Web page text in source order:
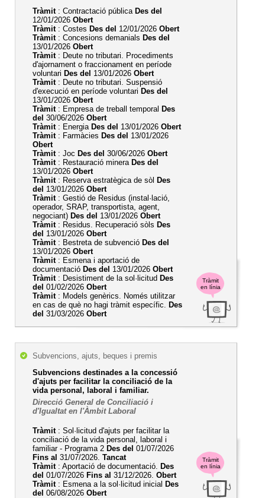
Tràmit
en línia
Tràmit: Contractació pública Des del
12/01/2026 Obert
Tràmit: Costes Des del 12/01/2026 Obert
Tràmit: Concesions demanials Des del
13/01/2026 Obert
Tràmit: Deute no tributari. Procediments
d'ajornament o fraccionament en període
voluntari Des del 13/01/2026 Obert
Tràmit: Deute no tributari. Suspensió
d'execució en període voluntari Des del
13/01/2026 Obert
Tràmit: Empresa de treball temporal Des
del 30/06/2026 Obert
Tràmit: Energia Des del 13/01/2026 Obert
Tràmit: Farmàcies Des del 13/01/2026
Obert
Tràmit: Joc Des del 30/06/2026 Obert
Tràmit: Restauració minera Des del
13/01/2026 Obert
Tràmit: Reserva estratègica de sòl Des
del 13/01/2026 Obert
Tràmit: Gestió de Residus (instal·lació,
operador, SRAP, transportista, agent,
negociant) Des del 13/01/2026 Obert
Tràmit: Residus. Recuperació sòls Des
del 13/01/2026 Obert
Tràmit: Bestreta de subvenció Des del
13/01/2026 Obert
Tràmit: Esmena i aportació de
documentació Des del 13/01/2026 Obert
Tràmit: Desistiment de la sol·licitud Des
del 01/02/2026 Obert
Tràmit: Models genèrics. Només utilitzar
en cas de què no hagi tràmit específic. Des
del 31/03/2026 Obert
Tràmit
en línia
Subvencions, ajuts, beques i premis
Subvencions destinades a la concessió
d'ajuts per facilitar la conciliació de la
vida personal, laboral i familiar.
Direcció General de Conciliació i
d'Igualtat en l'Àmbit Laboral
Tràmit: Sol·licitud d'ajuts per facilitar la
conciliació de la vida personal, laboral i
familiar - Programa 2 Des del 01/07/2026
Fins al 31/07/2026. Tancat
Tràmit: Aportació de documentació. Des
del 01/07/2026 Fins al 31/12/2026. Obert
Tràmit: Esmena a la sol·licitud inicial Des
del 06/08/2026 Obert